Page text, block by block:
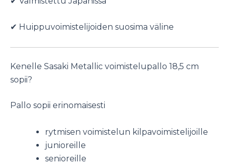
✔ Huippuvoimistelijoiden suosima väline
Kenelle Sasaki Metallic voimistelupallo 18,5 cm
sopii?
Pallo sopii erinomaisesti
rytmisen voimistelun kilpavoimistelijoille
junioreille
senioreille